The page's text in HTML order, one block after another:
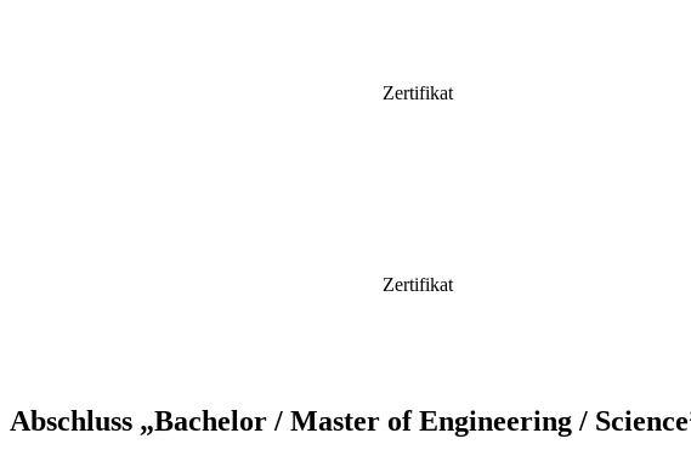
Zertifikat
Zertifikat
Abschluss „Bachelor / Master of Engineering /